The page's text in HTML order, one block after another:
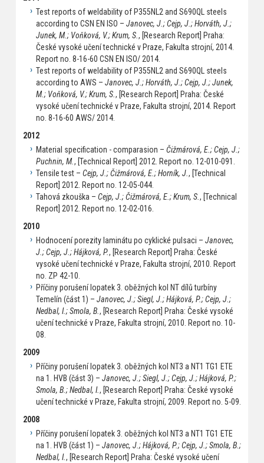
Test reports of weldability of P355NL2 and S690QL steels
according to CSN EN ISO – Janovec, J.; Cejp, J.; Horváth, J.;
Junek, M.; Voňková, V.; Krum, S., [Research Report] Praha:
České vysoké učení technické v Praze, Fakulta strojní, 2014.
Report no. 8-16-60 CSN EN ISO/ 2014.
Test reports of weldability of P355NL2 and S690QL steels
according to AWS – Janovec, J.; Horváth, J.; Cejp, J.; Junek,
M.; Voňková, V.; Krum, S., [Research Report] Praha: České
vysoké učení technické v Praze, Fakulta strojní, 2014. Report
no. 8-16-60 AWS/ 2014.
2012
Material specification - comparasion – Čižmárová, E.; Cejp, J.;
Puchnin, M., [Technical Report] 2012. Report no. 12-010-091.
Tensile test – Cejp, J.; Čižmárová, E.; Horník, J., [Technical
Report] 2012. Report no. 12-05-044.
Tahová zkouška – Cejp, J.; Čižmárová, E.; Krum, S., [Technical
Report] 2012. Report no. 12-02-016.
2010
Hodnocení porezity laminátu po cyklické pulsaci – Janovec,
J.; Cejp, J.; Hájková, P., [Research Report] Praha: České
vysoké učení technické v Praze, Fakulta strojní, 2010. Report
no. ZP 42-10.
Příčiny porušení lopatek 3. oběžných kol NT dílů turbíny
Temelín (část 1) – Janovec, J.; Siegl, J.; Hájková, P.; Cejp, J.;
Nedbal, I.; Smola, B., [Research Report] Praha: České vysoké
učení technické v Praze, Fakulta strojní, 2010. Report no. 10-
08.
2009
Příčiny porušení lopatek 3. oběžných kol NT3 a NT1 TG1 ETE
na 1. HVB (část 3) – Janovec, J.; Siegl, J.; Cejp, J.; Hájková, P.;
Smola, B.; Nedbal, I., [Research Report] Praha: České vysoké
učení technické v Praze, Fakulta strojní, 2009. Report no. 5-09.
2008
Příčiny porušení lopatek 3. oběžných kol NT3 a NT1 TG1 ETE
na 1. HVB (část 1) – Janovec, J.; Hájková, P.; Cejp, J.; Smola, B.;
Nedbal, I., [Research Report] Praha: České vysoké učení